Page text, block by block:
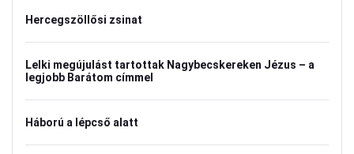
Hercegszöllősi zsinat
Lelki megújulást tartottak Nagybecskereken Jézus – a
legjobb Barátom címmel
Háború a lépcső alatt